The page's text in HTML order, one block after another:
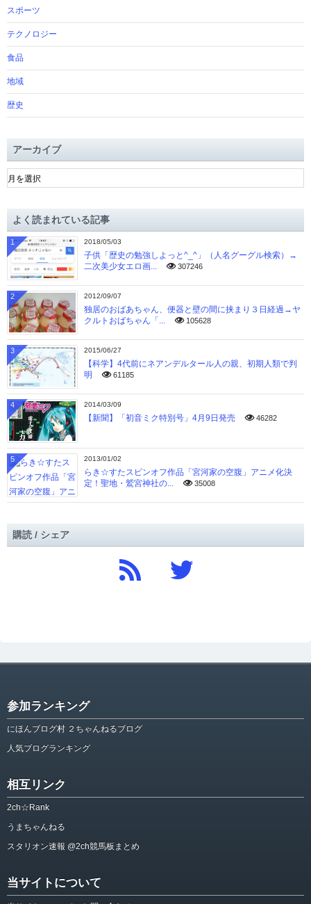
スポーツ
テクノロジー
食品
地域
歴史
アーカイブ
ア
ー
ブよく読まれている記事
2018/05/03
子供「歴史の勉強しよっと^_^」（人名グーグル検索）→
二次美少女エロ画...
307246
1
2012/09/07
独居のおばあちゃん、便器と壁の間に挟まり３日経過→ヤ
クルトおばちゃん「...
105628
2
2015/06/27
【科学】4代前にネアンデルタール人の親、初期人類で判
明
61185
3
2014/03/09
【新聞】「初音ミク特別号」4月9日発売 46282
4
2013/01/02
らき☆すたスピンオフ作品「宮河家の空腹」アニメ化決
定！聖地・鷲宮神社の...
35008
5
購読 / シェア
参加ランキング
にほんブログ村 ２ちゃんねるブログ
人気ブログランキング
相互リンク
2ch☆Rank
うまちゃんねる
スタリオン速報 @2ch競馬板まとめ
当サイトについて